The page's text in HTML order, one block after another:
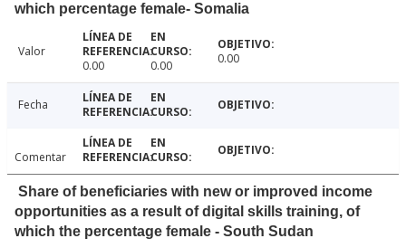
which percentage female- Somalia
Valor
0.00
0.00 0.00
Fecha
Comentar
Share of beneficiaries with new or improved income
opportunities as a result of digital skills training, of
which the percentage female - South Sudan